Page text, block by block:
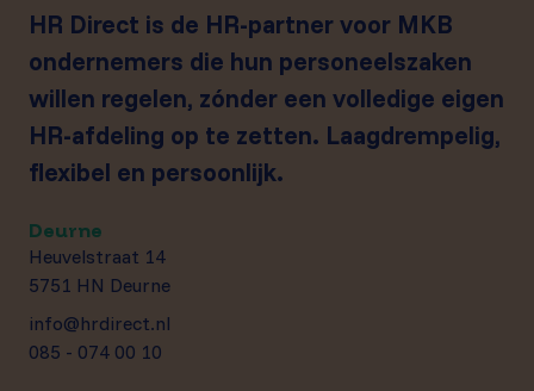
HR Direct is de HR-partner voor MKB
ondernemers die hun personeelszaken
willen regelen, zónder een volledige eigen
HR-afdeling op te zetten. Laagdrempelig,
flexibel en persoonlijk.
Deurne
Heuvelstraat 14
5751 HN Deurne
info@hrdirect.nl
085 - 074 00 10